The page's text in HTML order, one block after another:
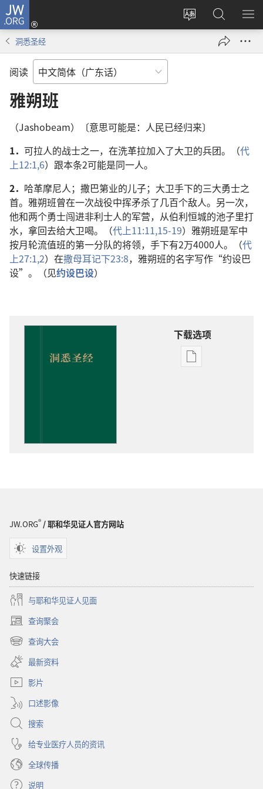
JW.ORG
更
登
录
（打
搜
索
JW.ORG
显
洞悉圣经
阅读
雅朔班
（Jashobeam）〔意思可能是：人民已经归来〕
1． 可拉人的战士之一，在洗革拉加入了大卫的兵团。（代
上12:1,6）跟本条2可能是同一人。
2． 哈革摩尼人；撒巴第业的儿子；大卫手下的三大勇士之
首。雅朔班曾在一次战役中挥矛杀了几百个敌人。另一次，
他和两个勇士闯进非利士人的军营，从伯利恒城的池子里打
水，拿回去给大卫喝。（代上11:11,15-19）雅朔班是军中
按月轮流值班的第一分队的将领，手下有2万4000人。（代
上27:1,2）在撒母耳记下23:8，雅朔班的名字写作“约设巴
设”。（见约设巴设）
下载选项
电
JW.ORG®/ 耶和华见证人官方网站
设置外观
快速链接
与耶和华见证人见面
查询聚会
（打
开
新
窗
口）
查询大会
（打
开
新
窗
最新资料
影片
口述影像
搜索
给专业医疗人员的资讯
全球传播
说明